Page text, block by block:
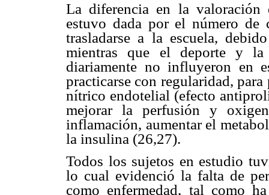
La diferencia en la valoración
estuvo dada por el número de
trasladarse a la escuela,
mientras que el deporte y
diariamente no influyeron en
practicarse con regularidad,
nítrico endotelial (efecto
mejorar la perfusión y
inflamación, aumentar el
la insulina (26,27).
Todos los sujetos en estudio
lo cual evidenció la falta de
como enfermedad, tal como